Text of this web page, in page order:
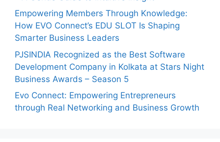
Empowering Members Through Knowledge:
How EVO Connect’s EDU SLOT Is Shaping
Smarter Business Leaders
PJSINDIA Recognized as the Best Software
Development Company in Kolkata at Stars Night
Business Awards – Season 5
Evo Connect: Empowering Entrepreneurs
through Real Networking and Business Growth